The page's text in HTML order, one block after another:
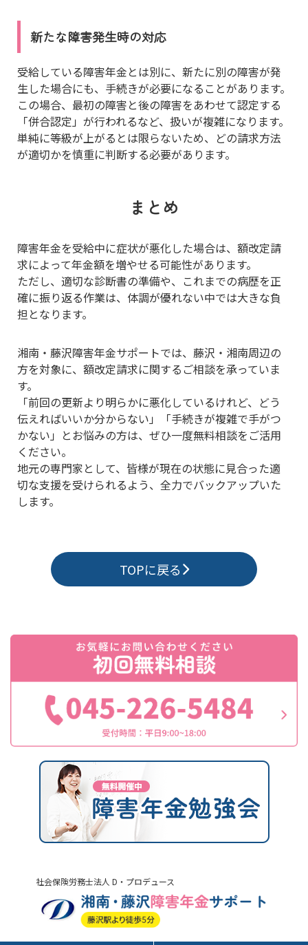
新たな障害発生時の対応
受給している障害年金とは別に、新たに別の障害が発
生した場合にも、手続きが必要になることがあります。
この場合、最初の障害と後の障害をあわせて認定する
「併合認定」が行われるなど、扱いが複雑になります。
単純に等級が上がるとは限らないため、どの請求方法
が適切かを慎重に判断する必要があります。
まとめ
障害年金を受給中に症状が悪化した場合は、額改定請
求によって年金額を増やせる可能性があります。
ただし、適切な診断書の準備や、これまでの病歴を正
確に振り返る作業は、体調が優れない中では大きな負
担となります。
湘南・藤沢障害年金サポートでは、藤沢・湘南周辺の
方を対象に、額改定請求に関するご相談を承っていま
す。
「前回の更新より明らかに悪化しているけれど、どう
伝えればいいか分からない」「手続きが複雑で手がつ
かない」とお悩みの方は、ぜひ一度無料相談をご活用
ください。
地元の専門家として、皆様が現在の状態に見合った適
切な支援を受けられるよう、全力でバックアップいた
します。
TOPに戻る
社会保険労務士法人 D・プロデュース